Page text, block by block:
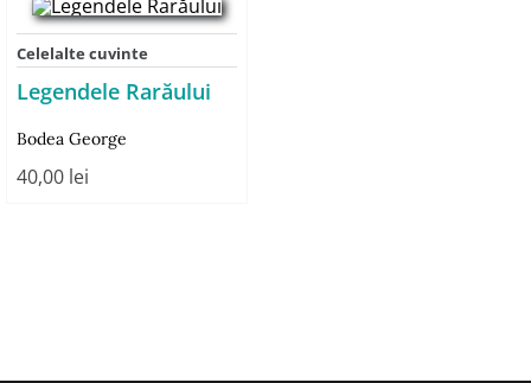
Celelalte cuvinte
Legendele Rarăului
Bodea George
40,00 lei